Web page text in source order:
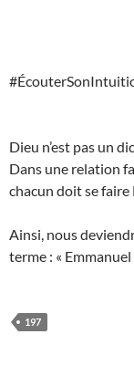
Dieu n’est pas un
Dans une relation
chacun doit se
Ainsi, nous
terme : « Emmanuel
197